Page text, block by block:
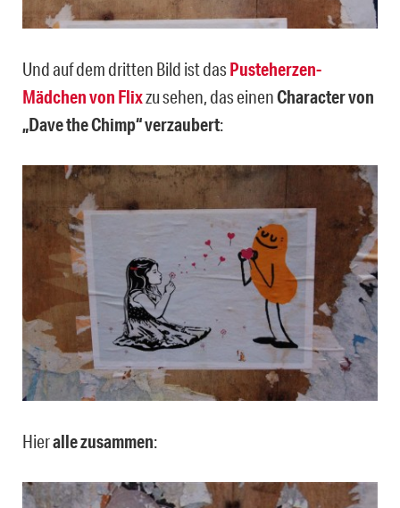
Und auf dem dritten Bild ist dasPusteherzen-
Mädchen von Flixzu sehen, das einenCharacter von
„Dave the Chimp“ verzaubert:
Hieralle zusammen: